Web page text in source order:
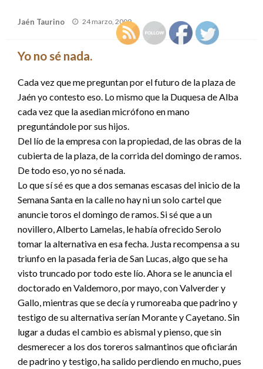
Jaén Taurino
Publicado
24 marzo, 2009
Yo no sé nada.
Cada vez que me preguntan por el futuro de la plaza de
Jaén yo contesto eso. Lo mismo que la Duquesa de Alba
cada vez que la asedian micrófono en mano
preguntándole por sus hijos.
Del lío de la empresa con la propiedad, de las obras de la
cubierta de la plaza, de la corrida del domingo de ramos.
De todo eso, yo no sé nada.
Lo que sí sé es que a dos semanas escasas del inicio de la
Semana Santa en la calle no hay ni un solo cartel que
anuncie toros el domingo de ramos. Si sé que a un
novillero, Alberto Lamelas, le había ofrecido Serolo
tomar la alternativa en esa fecha. Justa recompensa a su
triunfo en la pasada feria de San Lucas, algo que se ha
visto truncado por todo este lío. Ahora se le anuncia el
doctorado en Valdemoro, por mayo, con Valverder y
Gallo, mientras que se decía y rumoreaba que padrino y
testigo de su alternativa serían Morante y Cayetano. Sin
lugar a dudas el cambio es abismal y pienso, que sin
desmerecer a los dos toreros salmantinos que oficiarán
de padrino y testigo, ha salido perdiendo en mucho, pues